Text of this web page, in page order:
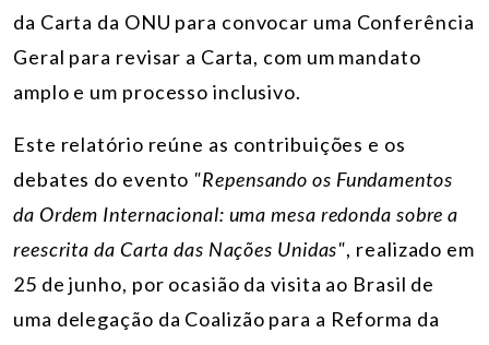
da Carta da ONU para convocar uma Conferência
Geral para revisar a Carta, com um mandato
amplo e um processo inclusivo.
Este relatório reúne as contribuições e os
debates do evento "Repensando os Fundamentos
da Ordem Internacional: uma mesa redonda sobre a
reescrita da Carta das Nações Unidas", realizado em
25 de junho, por ocasião da visita ao Brasil de
uma delegação da Coalizão para a Reforma da